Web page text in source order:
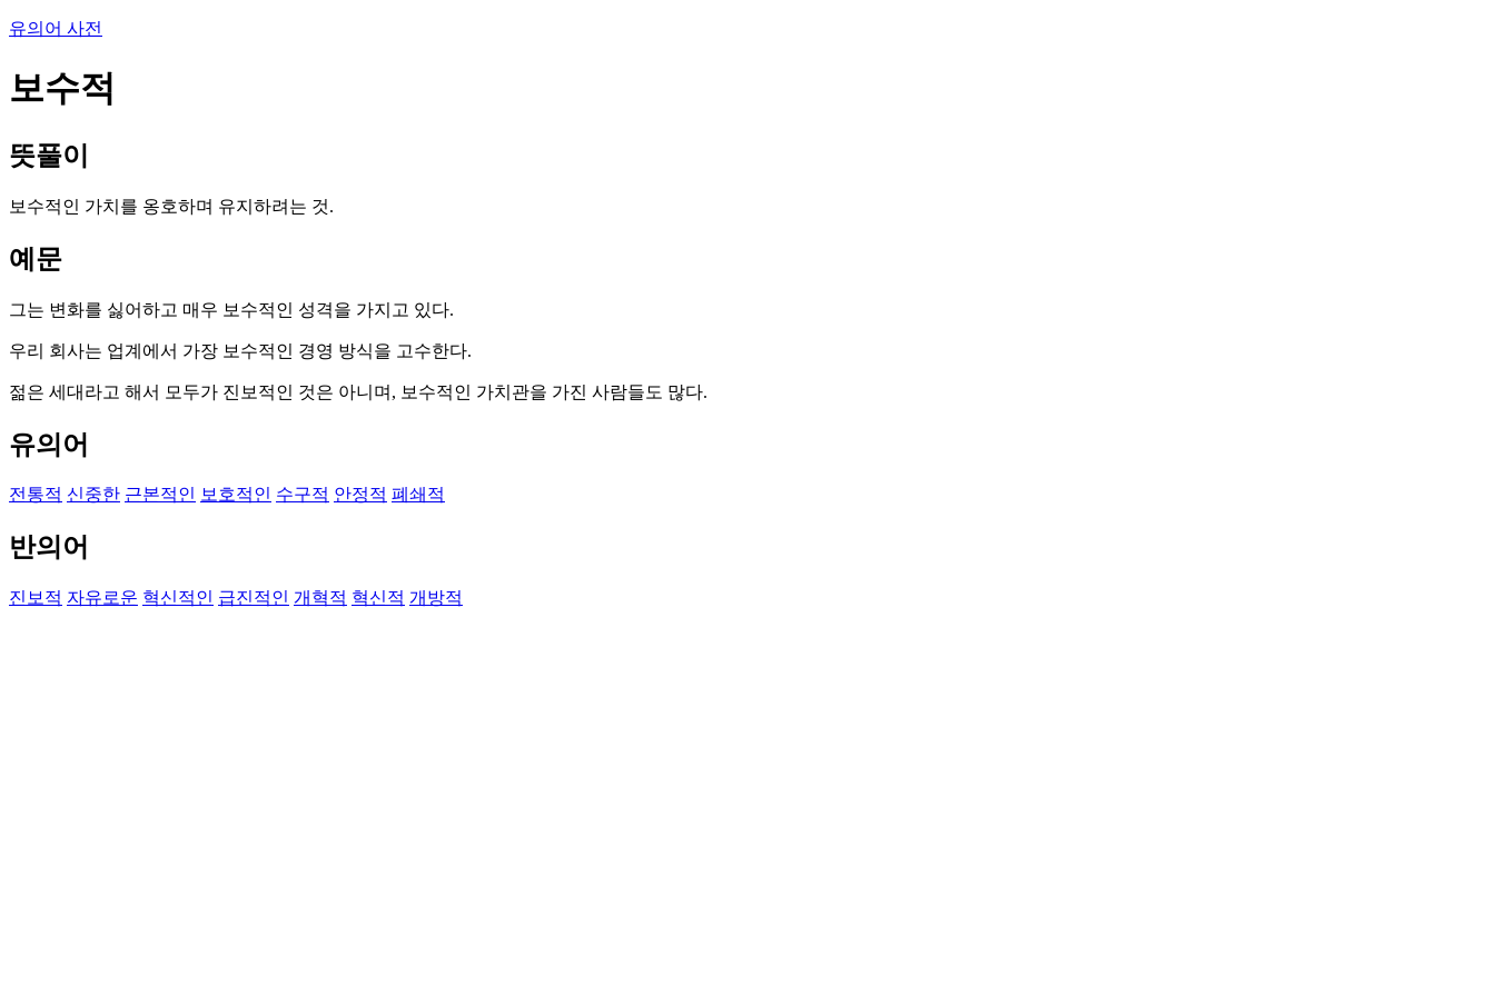
유의어 사전
보수적
뜻풀이
보수적인 가치를 옹호하며 유지하려는 것.
예문
그는 변화를 싫어하고 매우 보수적인 성격을 가지고 있다.
우리 회사는 업계에서 가장 보수적인 경영 방식을 고수한다.
젊은 세대라고 해서 모두가 진보적인 것은 아니며, 보수적인 가치관을 가진 사람들도 많다.
유의어
전통적 신중한 근본적인 보호적인 수구적 안정적 폐쇄적
반의어
진보적 자유로운 혁신적인 급진적인 개혁적 혁신적 개방적